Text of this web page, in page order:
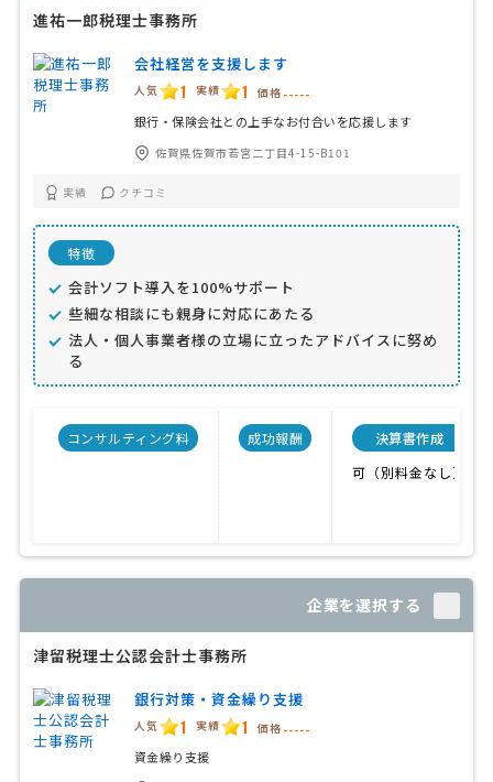
進祐一郎税理士事務所
会社経営を支援します
人気 1 実績 1 価格 -----
銀行・保険会社との上手なお付合いを応援します
佐賀県佐賀市若宮二丁目4-15-B101
実績 クチコミ
特徴
会計ソフト導入を100%サポート
些細な相談にも親身に対応にあたる
法人・個人事業者様の立場に立ったアドバイスに努め
る
コンサルティング料 成功報酬
決算書作成
可（別料金なし）
企業を選択する
津留税理士公認会計士事務所
銀行対策・資金繰り支援
人気 1 実績 1 価格 -----
資金繰り支援